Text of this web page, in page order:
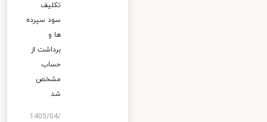
تکلیف
سود سپرده
ها و
برداشت از
حساب
مشخص
شد
1405/04/